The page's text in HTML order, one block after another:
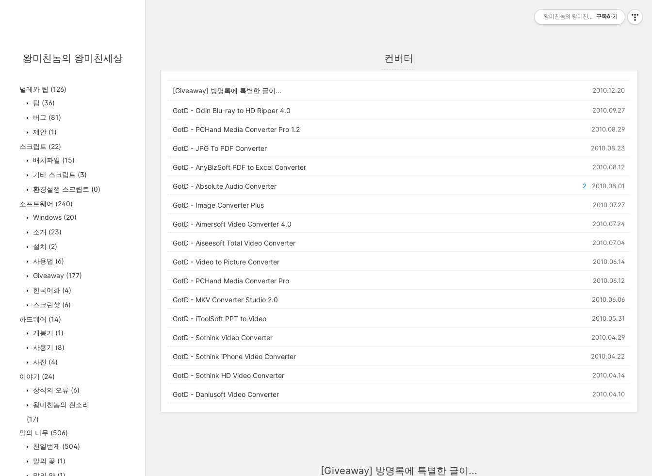
왕미친놈의 왕미친세상
벌레와 팁 (126)
팁 (36)
버그 (81)
제안 (1)
스크립트 (22)
배치파일 (15)
기타 스크립트 (3)
환경설정 스크립트 (0)
소프트웨어 (240)
Windows (20)
소개 (23)
설치 (2)
사용법 (6)
Giveaway (177)
한국어화 (4)
스크린샷 (6)
하드웨어 (14)
개봉기 (1)
사용기 (8)
사진 (4)
이야기 (24)
상식의 오류 (6)
왕미친놈의 흰소리
(17)
말의 나무 (506)
천일번제 (504)
말의 꽃 (1)
컨버터
[Giveaway] 방명록에 특별한 글이... 2010.12.20
GotD - Odin Blu-ray to HD Ripper 4.0 2010.09.27
GotD - PCHand Media Converter Pro 1.2 2010.08.29
GotD - JPG To PDF Converter 2010.08.23
GotD - AnyBizSoft PDF to Excel Converter 2010.08.12
GotD - Absolute Audio Converter 2010.08.01
2
GotD - Image Converter Plus 2010.07.27
GotD - Aimersoft Video Converter 4.0 2010.07.24
GotD - Aiseesoft Total Video Converter 2010.07.04
GotD - Video to Picture Converter 2010.06.14
GotD - PCHand Media Converter Pro 2010.06.12
GotD - MKV Converter Studio 2.0 2010.06.06
GotD - iToolSoft PPT to Video 2010.05.31
GotD - Sothink Video Converter 2010.04.29
GotD - Sothink iPhone Video Converter 2010.04.22
GotD - Sothink HD Video Converter 2010.04.14
GotD - Daniusoft Video Converter 2010.04.10
[Giveaway] 방명록에 특별한 글이...
왕미친놈의 왕미친세상구독하기